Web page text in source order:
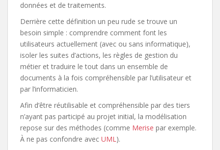
données et de traitements.
Derrière cette définition un peu rude se trouve un
besoin simple : comprendre comment font les
utilisateurs actuellement (avec ou sans informatique),
isoler les suites d’actions, les règles de gestion du
métier et traduire le tout dans un ensemble de
documents à la fois compréhensible par l’utilisateur et
par l’informaticien.
Afin d’être réutilisable et compréhensible par des tiers
n’ayant pas participé au projet initial, la modélisation
repose sur des méthodes (comme Merise par exemple.
À ne pas confondre avec UML).